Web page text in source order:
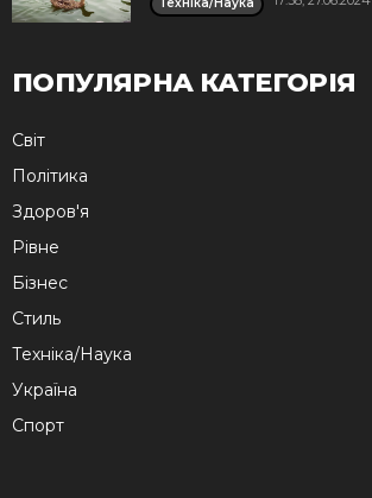
ПОПУЛЯРНА КАТЕГОРІЯ
Cвіт
Політика
Здоров'я
Рівне
Бізнес
Стиль
Техніка/Наука
Україна
Спорт